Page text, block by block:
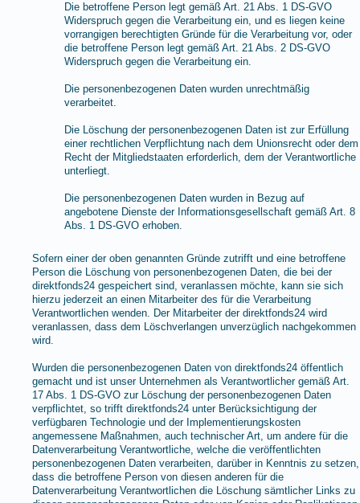
Die betroffene Person legt gemäß Art. 21 Abs. 1 DS-GVO
Widerspruch gegen die Verarbeitung ein, und es liegen keine
vorrangigen berechtigten Gründe für die Verarbeitung vor, oder
die betroffene Person legt gemäß Art. 21 Abs. 2 DS-GVO
Widerspruch gegen die Verarbeitung ein.
Die personenbezogenen Daten wurden unrechtmäßig
verarbeitet.
Die Löschung der personenbezogenen Daten ist zur Erfüllung
einer rechtlichen Verpflichtung nach dem Unionsrecht oder dem
Recht der Mitgliedstaaten erforderlich, dem der Verantwortliche
unterliegt.
Die personenbezogenen Daten wurden in Bezug auf
angebotene Dienste der Informationsgesellschaft gemäß Art. 8
Abs. 1 DS-GVO erhoben.
Sofern einer der oben genannten Gründe zutrifft und eine betroffene
Person die Löschung von personenbezogenen Daten, die bei der
direktfonds24 gespeichert sind, veranlassen möchte, kann sie sich
hierzu jederzeit an einen Mitarbeiter des für die Verarbeitung
Verantwortlichen wenden. Der Mitarbeiter der direktfonds24 wird
veranlassen, dass dem Löschverlangen unverzüglich nachgekommen
wird.
Wurden die personenbezogenen Daten von direktfonds24 öffentlich
gemacht und ist unser Unternehmen als Verantwortlicher gemäß Art.
17 Abs. 1 DS-GVO zur Löschung der personenbezogenen Daten
verpflichtet, so trifft direktfonds24 unter Berücksichtigung der
verfügbaren Technologie und der Implementierungskosten
angemessene Maßnahmen, auch technischer Art, um andere für die
Datenverarbeitung Verantwortliche, welche die veröffentlichten
personenbezogenen Daten verarbeiten, darüber in Kenntnis zu setzen,
dass die betroffene Person von diesen anderen für die
Datenverarbeitung Verantwortlichen die Löschung sämtlicher Links zu